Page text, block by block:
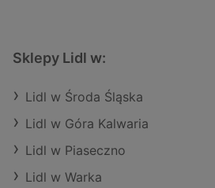
Sklepy Lidl w:
Lidl w Środa Śląska
Lidl w Góra Kalwaria
Lidl w Piaseczno
Lidl w Warka